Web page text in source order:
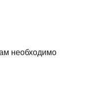
необходимо